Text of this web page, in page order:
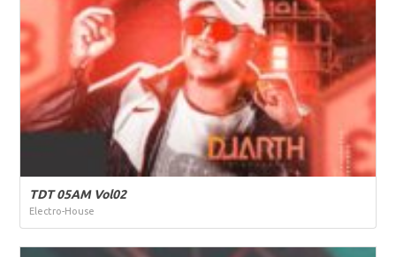
TDT 05AM Vol02
Electro-House